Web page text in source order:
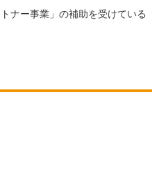
ナー事業」の補助を受けている